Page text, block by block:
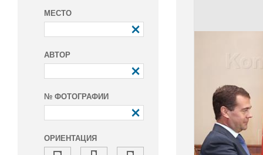
МЕСТО
АВТОР
№ ФОТОГРАФИИ
ОРИЕНТАЦИЯ